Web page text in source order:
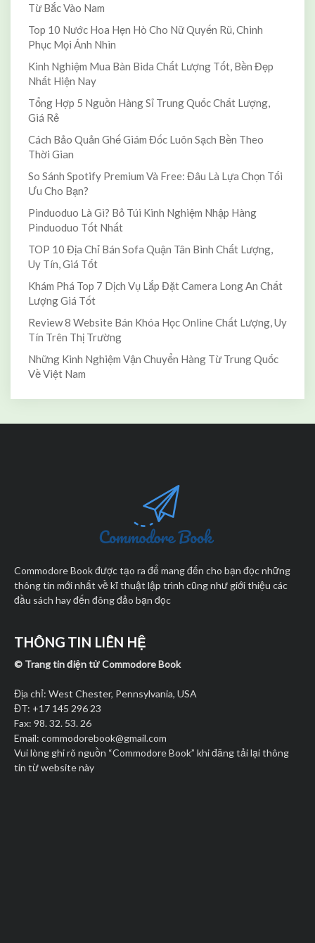
Từ Bắc Vào Nam
Top 10 Nước Hoa Hẹn Hò Cho Nữ Quyến Rũ, Chinh
Phục Mọi Ánh Nhìn
Kinh Nghiệm Mua Bàn Bida Chất Lượng Tốt, Bền Đẹp
Nhất Hiện Nay
Tổng Hợp 5 Nguồn Hàng Sỉ Trung Quốc Chất Lượng,
Giá Rẻ
Cách Bảo Quản Ghế Giám Đốc Luôn Sạch Bền Theo
Thời Gian
So Sánh Spotify Premium Và Free: Đâu Là Lựa Chọn Tối
Ưu Cho Bạn?
Pinduoduo Là Gì? Bỏ Túi Kinh Nghiệm Nhập Hàng
Pinduoduo Tốt Nhất
TOP 10 Địa Chỉ Bán Sofa Quận Tân Bình Chất Lượng,
Uy Tín, Giá Tốt
Khám Phá Top 7 Dịch Vụ Lắp Đặt Camera Long An Chất
Lượng Giá Tốt
Review 8 Website Bán Khóa Học Online Chất Lượng, Uy
Tín Trên Thị Trường
Những Kinh Nghiệm Vận Chuyển Hàng Từ Trung Quốc
Về Việt Nam
Commodore Book được tạo ra để mang đến cho bạn đọc những
thông tin mới nhất về kĩ thuật lập trình cũng như giới thiệu các
đầu sách hay đến đông đảo bạn đọc
THÔNG TIN LIÊN HỆ
© Trang tin điện tử Commodore Book
Địa chỉ: West Chester, Pennsylvania, USA
ĐT: +17 145 296 23
Fax: 98. 32. 53. 26
Email: commodorebook@gmail.com
Vui lòng ghi rõ nguồn “Commodore Book” khi đăng tải lại thông
tin từ website này